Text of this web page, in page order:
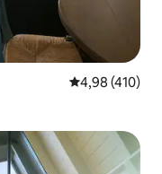
4,98 (410)